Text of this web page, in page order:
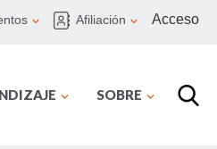
Afiliación Acceso
SOBRE